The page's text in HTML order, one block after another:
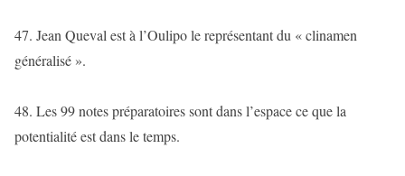
47. Jean Queval est à l’Oulipo le représentant du « clinamen
généralisé ».
48. Les 99 notes préparatoires sont dans l’espace ce que la
potentialité est dans le temps.